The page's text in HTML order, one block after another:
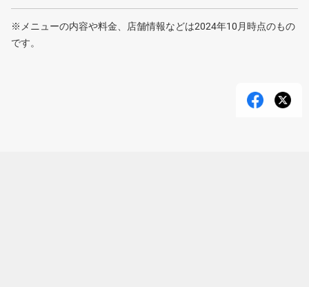
※メニューの内容や料金、店舗情報などは2024年10月時点のもの
です。